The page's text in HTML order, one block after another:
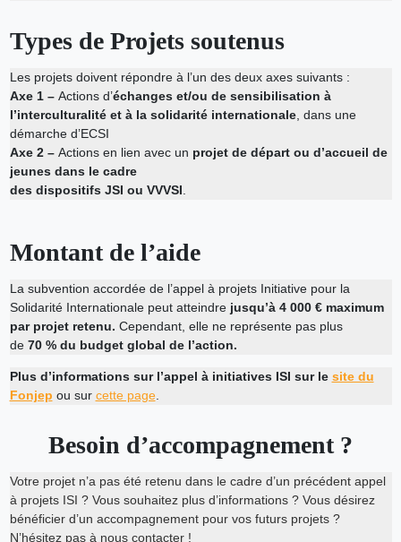
Types de Projets soutenus
Les projets doivent répondre à l’un des deux axes suivants :
Axe 1 – Actions d’échanges et/ou de sensibilisation à
l’interculturalité et à la solidarité internationale, dans une
démarche d’ECSI
Axe 2 – Actions en lien avec un projet de départ ou d’accueil de
jeunes dans le cadre
des dispositifs JSI ou VVVSI
Montant de l’aide
La subvention accordée de l’appel à projets Initiative pour la
Solidarité Internationale peut atteindre jusqu’à 4 000 € maximum
par projet retenu. Cependant, elle ne représente pas plus
de 70 % du budget global de l’action.
Plus d’informations sur l’appel à initiatives ISI sur le site du
Fonjep ou sur cette page.
Besoin d’accompagnement ?
Votre projet n’a pas été retenu dans le cadre d’un précédent appel
à projets ISI ? Vous souhaitez plus d’informations ? Vous désirez
bénéficier d’un accompagnement pour vos futurs projets ?
N’hésitez pas à nous contacter !